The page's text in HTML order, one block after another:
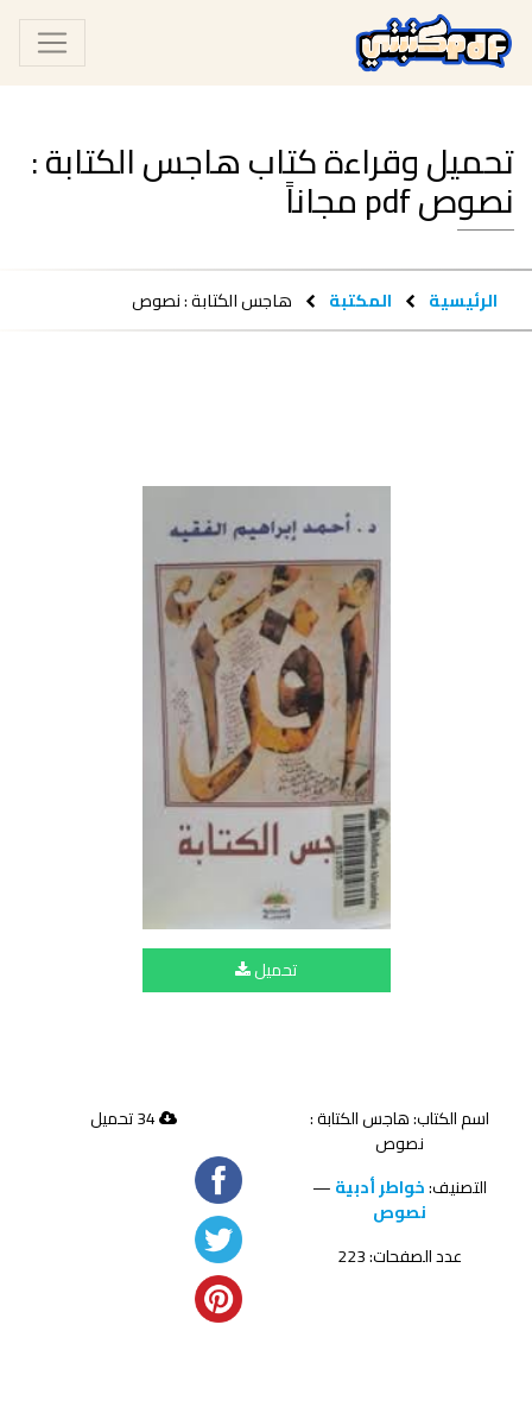
تحميل وقراءة كتاب هاجس الكتابة :
نصوص pdf مجاناً
الرئيسية المكتبة هاجس الكتابة : نصوص
تحميل
اسم الكتاب: هاجس الكتابة :
نصوص
التصنيف:خواطر أدبية—
نصوص
عدد الصفحات: 223
34 تحميل